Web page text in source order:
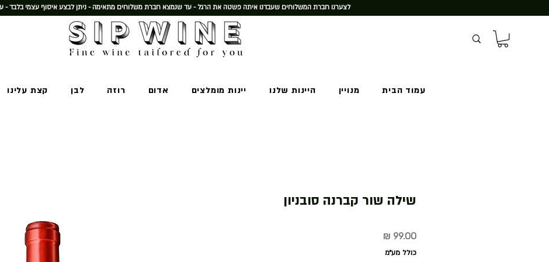
לצערנו חברת המשלוחים שעבדנו איתה פשטה את הרגל - עד שנמצא חברת משלוחים מתאימה - ניתן לבצע איסוף עצמי בלבד -
עמוד הבית מנויין היינות שלנו יינות מומלצים אדום רוזה לבן קצת עלינו
שילה שור קברנה סובניון
כולל מע״מ